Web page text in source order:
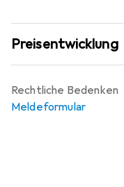
Preisentwicklung
Rechtliche Bedenken
Meldeformular